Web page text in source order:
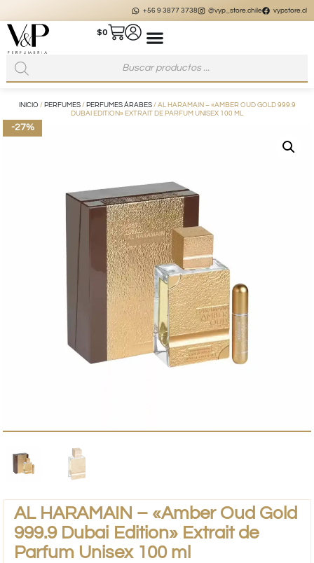
+56 9 3877 3738 @vyp_store.chile vypstore.cl
$0
INICIO / PERFUMES/ PERFUMES ÁRABES/ AL HARAMAIN – «AMBER OUD GOLD 999.9
DUBAI EDITION» EXTRAIT DE PARFUM UNISEX 100 ML
-27%
AL HARAMAIN – «Amber Oud Gold
999.9 Dubai Edition» Extrait de
Parfum Unisex 100 ml